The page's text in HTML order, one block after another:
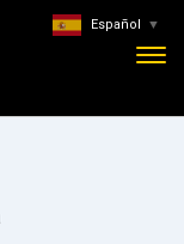
Español ▼